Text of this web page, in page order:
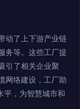
动了上下游产业链
务等。这些工厂提
引了相关企业聚
网络建设，工厂助
平，为智慧城市和